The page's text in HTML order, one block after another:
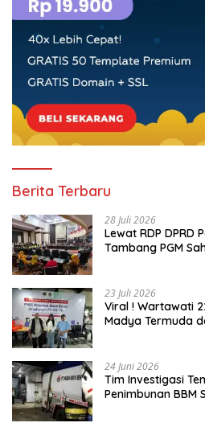
Berita Terbaru
28 Juli 2026
Lewat RDP DPRD
Tambang PGM
23 Juli 2026
Viral ! Wartawati
Madya Termuda
24 Juni 2026
Tim Investigasi
Penimbunan BBM